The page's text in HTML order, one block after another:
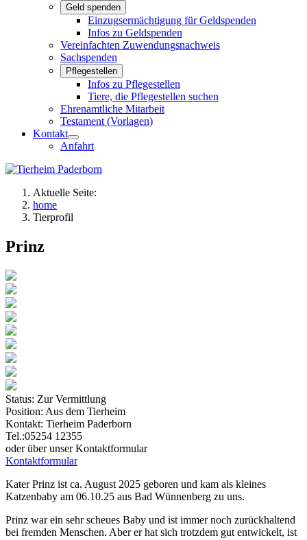
Geld spenden
Einzugsermächtigung für Geldspenden
Infos zu Geldspenden
Vereinfachten Zuwendungsnachweis
Sachspenden
Pflegestellen
Infos zu Pflegestellen
Tiere, die Pflegestellen suchen
Ehrenamtliche Mitarbeit
Testament (Vorlagen)
Kontakt
Anfahrt
Aktuelle Seite:
home
Tierprofil
Prinz
Status: Zur Vermittlung
Position: Aus dem Tierheim
Kontakt: Tierheim Paderborn
Tel.:05254 12355
oder über unser Kontaktformular
Kontaktformular
Kater Prinz ist ca. August 2025 geboren und kam als kleines
Katzenbaby am 06.10.25 aus Bad Wünnenberg zu uns.
Prinz war ein sehr scheues Baby und ist immer noch zurückhaltend
bei fremden Menschen. Aber er hat sich trotzdem gut entwickelt, ist